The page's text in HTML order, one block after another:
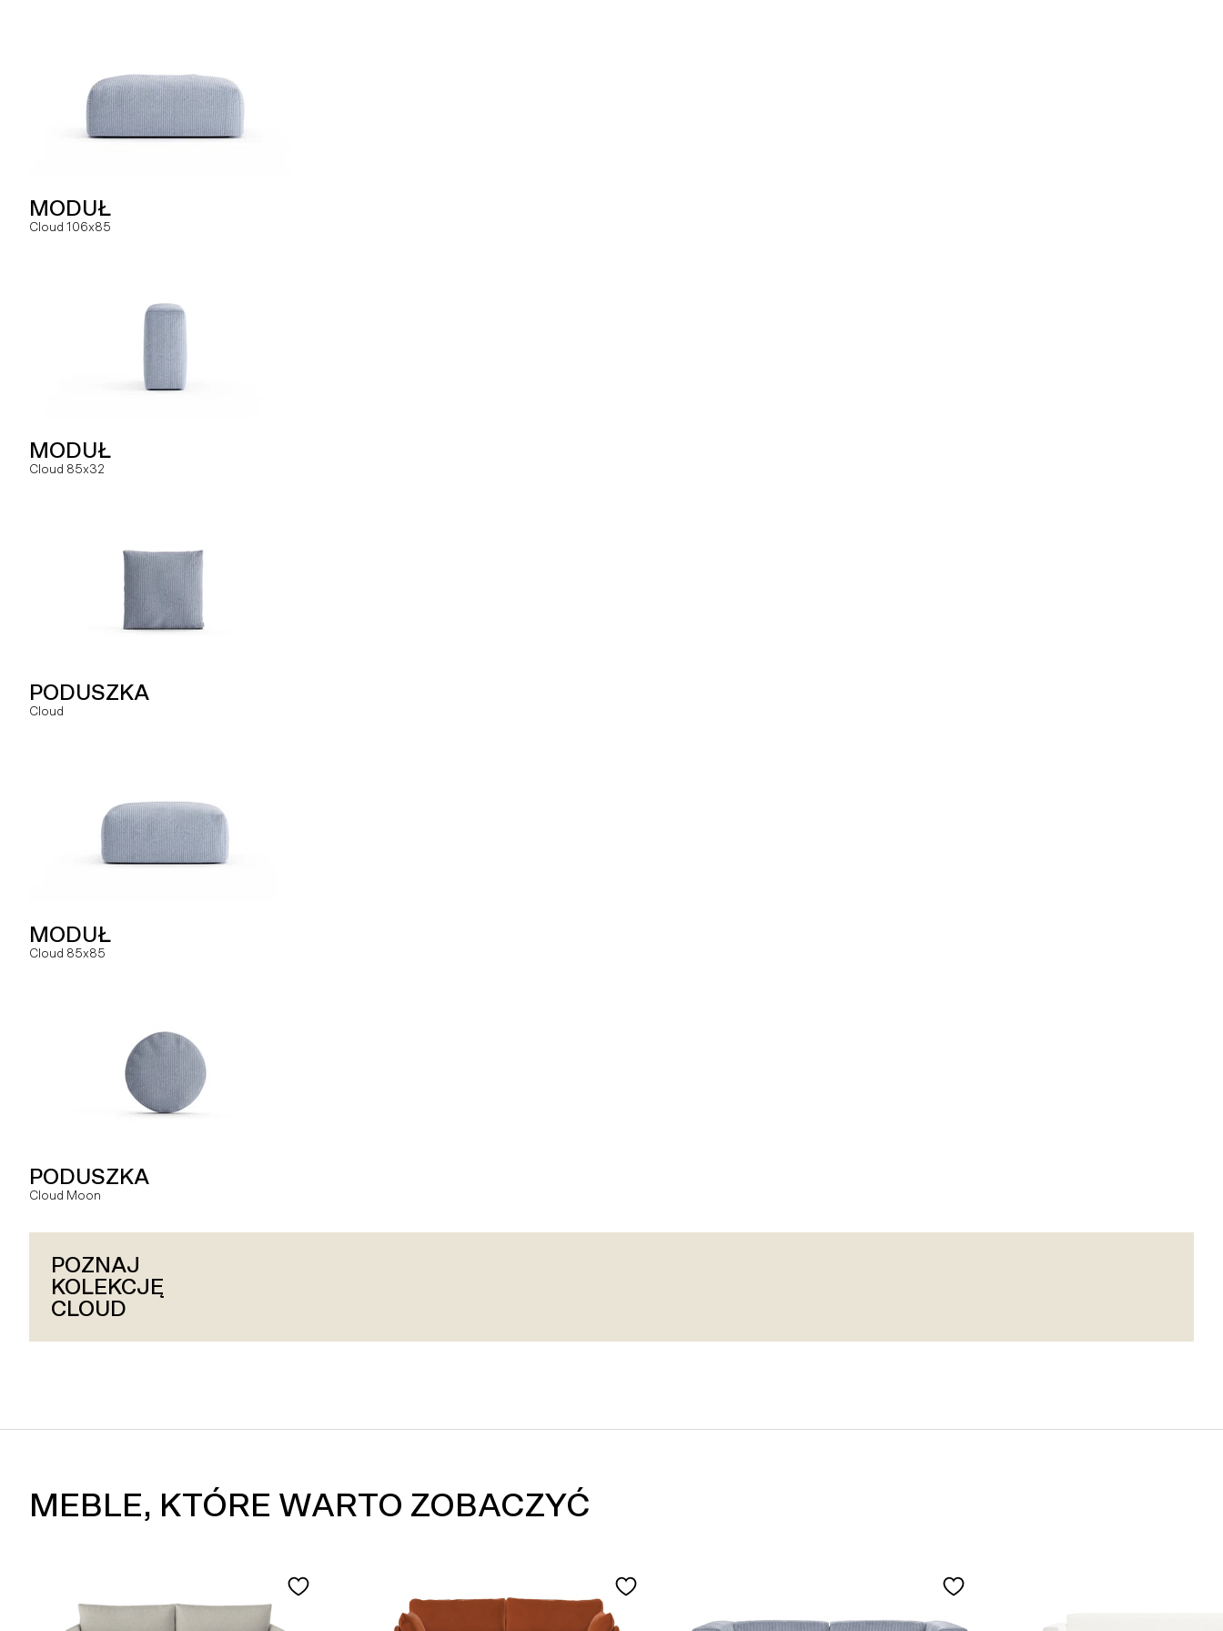
MODUŁ
Cloud 106x85
MODUŁ
Cloud 85x32
PODUSZKA
Cloud
MODUŁ
Cloud 85x85
PODUSZKA
Cloud Moon
POZNAJ
KOLEKCJĘ
CLOUD
Hug dual
Hug
Hug
Hug You
Hug
KOLEKCJĘ
HUG
MODUŁ
Slay MC
MODUŁ
Slay ML
MODUŁ
Slay MLO
MODUŁ
Slay MR
MODUŁ
Slay MRO
POZNAJ
KOLEKCJĘ
SLAY
MEBLE, KTÓRE WARTO ZOBACZYĆ